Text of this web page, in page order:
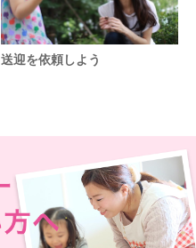
送迎を依頼しよう